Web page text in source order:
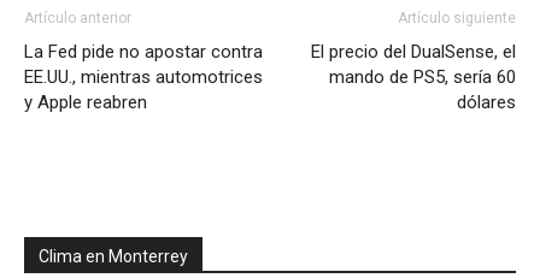
Artículo anterior
La Fed pide no apostar contra
EE.UU., mientras automotrices
y Apple reabren
Artículo siguiente
El precio del DualSense, el
mando de PS5, sería 60
dólares
Clima en Monterrey